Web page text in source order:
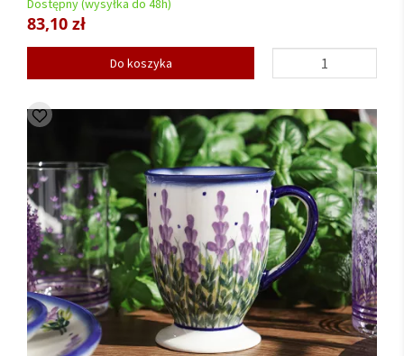
Dostępny (wysyłka do 48h)
83,10 zł
Do koszyka